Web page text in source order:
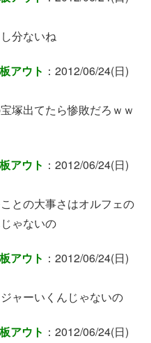
分ないね
アウト ：2012/06/24(日)
塚出てたら惨敗だろｗｗ
アウト ：2012/06/24(日)
との大事さはオルフェの
ゃないの
アウト ：2012/06/24(日)
ャーいくんじゃないの
アウト ：2012/06/24(日)